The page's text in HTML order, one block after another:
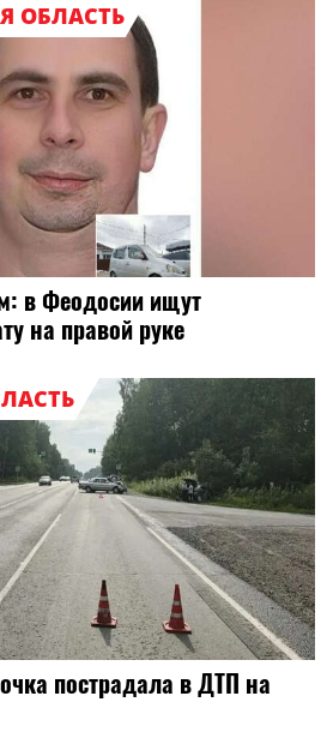
ОБЛАСТЬ
в Феодосии ищут
на правой руке
пострадала в ДТП на